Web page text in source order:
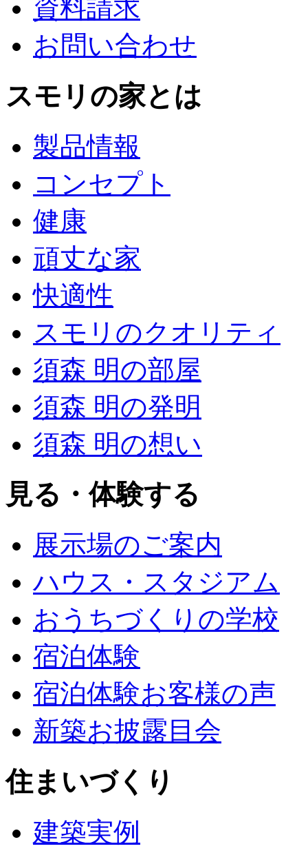
資料請求
お問い合わせ
スモリの家とは
製品情報
コンセプト
健康
頑丈な家
快適性
スモリのクオリティ
須森 明の部屋
須森 明の発明
須森 明の想い
見る・体験する
展示場のご案内
ハウス・スタジアム
おうちづくりの学校
宿泊体験
宿泊体験お客様の声
新築お披露目会
住まいづくり
建築実例